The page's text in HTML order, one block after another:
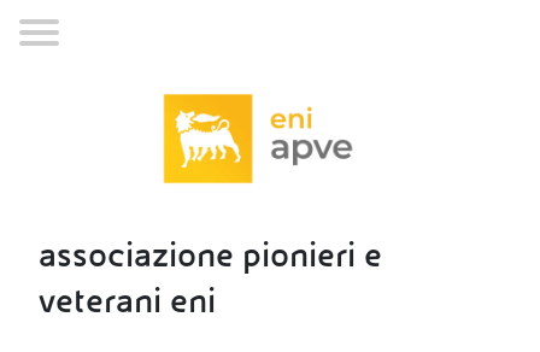
associazione pionieri e
veterani eni